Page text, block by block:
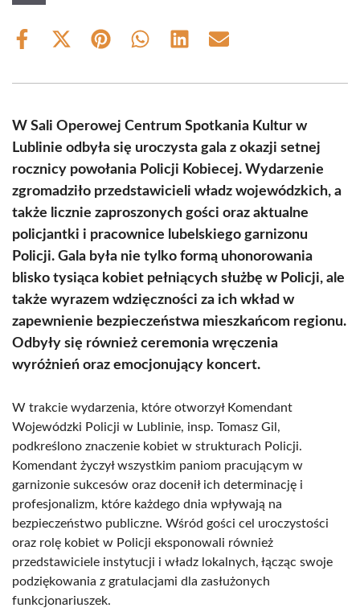
Share
Share
(Twitter)
Share Share Share Share
W Sali Operowej Centrum Spotkania Kultur w
Lublinie odbyła się uroczysta gala z okazji setnej
rocznicy powołania Policji Kobiecej. Wydarzenie
zgromadziło przedstawicieli władz wojewódzkich, a
także licznie zaproszonych gości oraz aktualne
policjantki i pracownice lubelskiego garnizonu
Policji. Gala była nie tylko formą uhonorowania
blisko tysiąca kobiet pełniących służbę w Policji, ale
także wyrazem wdzięczności za ich wkład w
zapewnienie bezpieczeństwa mieszkańcom regionu.
Odbyły się również ceremonia wręczenia
wyróżnień oraz emocjonujący koncert.
W trakcie wydarzenia, które otworzył Komendant
Wojewódzki Policji w Lublinie, insp. Tomasz Gil,
podkreślono znaczenie kobiet w strukturach Policji.
Komendant życzył wszystkim paniom pracującym w
garnizonie sukcesów oraz docenił ich determinację i
profesjonalizm, które każdego dnia wpływają na
bezpieczeństwo publiczne. Wśród gości cel uroczystości
oraz rolę kobiet w Policji eksponowali również
przedstawiciele instytucji i władz lokalnych, łącząc swoje
podziękowania z gratulacjami dla zasłużonych
funkcjonariuszek.